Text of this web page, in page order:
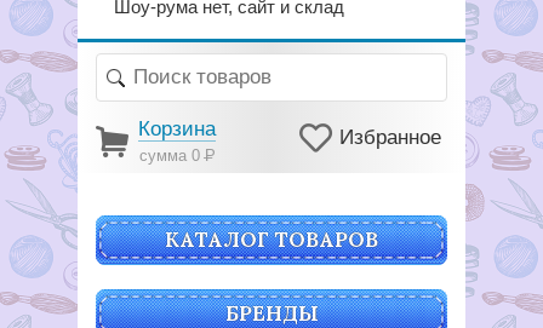
Шоу-рума нет, сайт и склад
Корзина
сумма 0Р
Избранное
КАТАЛОГ ТОВАРОВ
БРЕНДЫ